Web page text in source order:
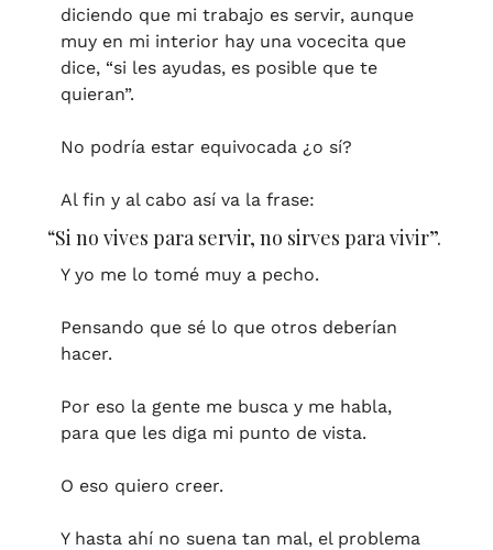
diciendo que mi trabajo es servir, aunque
muy en mi interior hay una vocecita que
dice, “si les ayudas, es posible que te
quieran”.
No podría estar equivocada ¿o sí?
Al fin y al cabo así va la frase:
“Si no vives para servir, no sirves para vivir”.
Y yo me lo tomé muy a pecho.
Pensando que sé lo que otros deberían
hacer.
Por eso la gente me busca y me habla,
para que les diga mi punto de vista.
O eso quiero creer.
Y hasta ahí no suena tan mal, el problema